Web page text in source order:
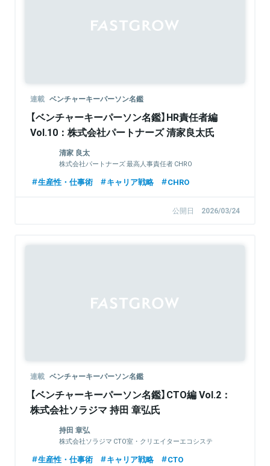
連載 ベンチャーキーパーソン名鑑
【ベンチャーキーパーソン名鑑】HR責任者編
Vol.10：株式会社パートナーズ 清家良太氏
清家 良太
株式会社パートナーズ 最高人事責任者 CHRO
生産性・仕事術 キャリア戦略 CHRO
公開日 2026/03/24
連載 ベンチャーキーパーソン名鑑
【ベンチャーキーパーソン名鑑】CTO編 Vol.2：
株式会社ソラジマ 持田 章弘氏
持田 章弘
株式会社ソラジマ CTO室・クリエイターエコシステ
生産性・仕事術 キャリア戦略 CTO